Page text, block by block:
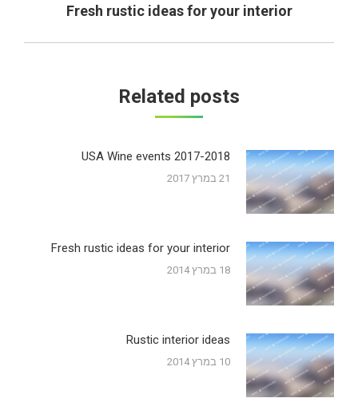
Previous
Fresh rustic ideas for your interior
Related posts
2017-2018 USA Wine events
21 במרץ 2017
Fresh rustic ideas for your interior
18 במרץ 2014
Rustic interior ideas
10 במרץ 2014